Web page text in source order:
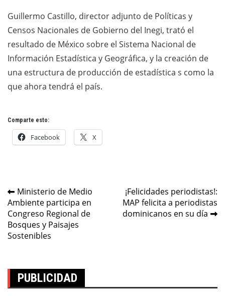
Guillermo Castillo, director adjunto de Políticas y
Censos Nacionales de Gobierno del Inegi, trató el
resultado de México sobre el Sistema Nacional de
Información Estadística y Geográfica, y la creación de
una estructura de producción de estadística s como la
que ahora tendrá el país.
Comparte esto:
Facebook X
Navegación
de
entradas
Ministerio de Medio
Ambiente participa en
Congreso Regional de
Bosques y Paisajes
Sostenibles
¡Felicidades periodistas!:
MAP felicita a periodistas
dominicanos en su día
PUBLICIDAD